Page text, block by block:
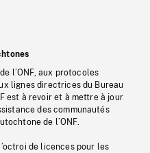
l’ONF, aux protocoles
lignes directrices du Bureau
est à revoir et à mettre à jour
des communautés
de l’ONF.
de licences pour les